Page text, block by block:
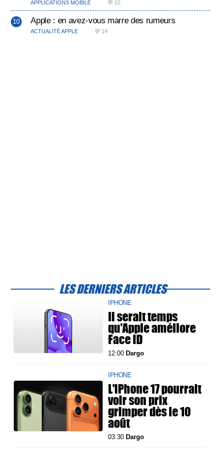
APPLICATIONS MOBILE 💬 15
Apple : en avez-vous marre des rumeurs
ACTUALITÉ APPLE 💬 14
LES DERNIERS ARTICLES
IPHONE
Il serait temps
qu'Apple améliore
Face ID
12:00 Dargo
IPHONE
L'iPhone 17 pourrait
voir son prix
grimper dès le 10
août
03:30 Dargo